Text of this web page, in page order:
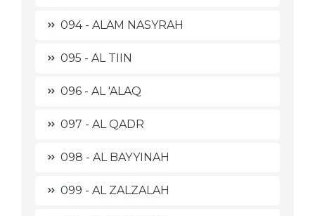
094 - ALAM NASYRAH
095 - AL TIIN
096 - AL 'ALAQ
097 - AL QADR
098 - AL BAYYINAH
099 - AL ZALZALAH